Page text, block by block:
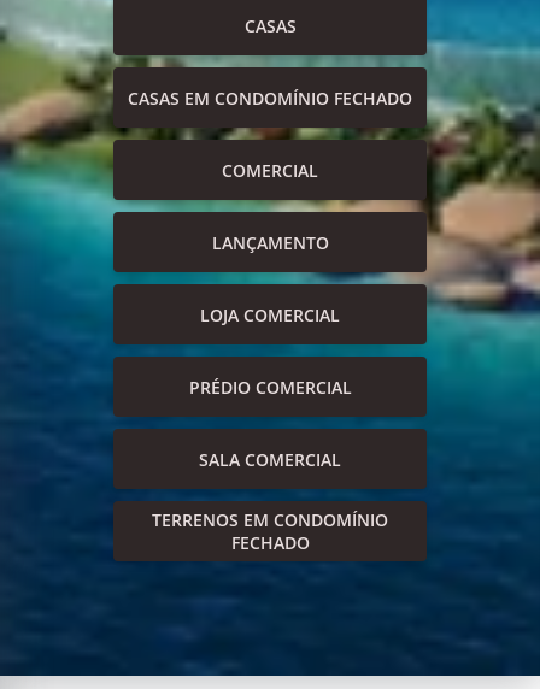
CASAS
CASAS EM CONDOMÍNIO FECHADO
COMERCIAL
LANÇAMENTO
LOJA COMERCIAL
PRÉDIO COMERCIAL
SALA COMERCIAL
TERRENOS EM CONDOMÍNIO
FECHADO